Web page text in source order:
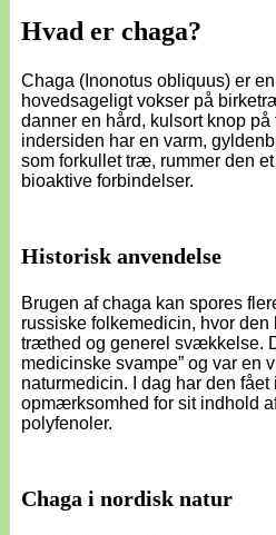
Hvad er chaga?
Chaga (Inonotus obliquus) er
hovedsageligt vokser på
danner en hård, kulsort knop
indersiden har en varm,
som forkullet træ, rummer den
bioaktive forbindelser.
Historisk anvendelse
Brugen af chaga kan spores
russiske folkemedicin, hvor den
træthed og generel svækkelse.
medicinske svampe” og var en
naturmedicin. I dag har den fået
opmærksomhed for sit indhold
polyfenoler.
Chaga i nordisk natur